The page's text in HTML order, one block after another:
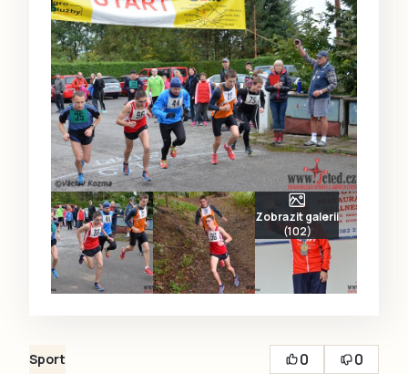
Zobrazit galerii
(102)
Sport 0
0